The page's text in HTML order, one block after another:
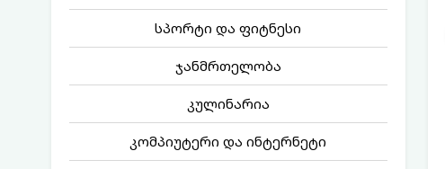
სპორტი და ფიტნესი
ჯანმრთელობა
კულინარია
კომპიუტერი და ინტერნეტი